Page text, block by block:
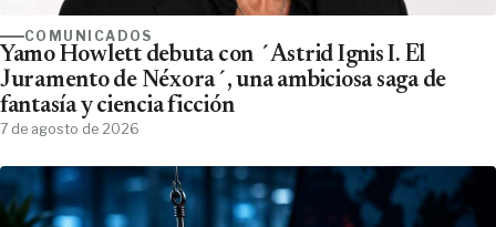
COMUNICADOS
Yamo Howlett debuta con ´Astrid Ignis I. El
Juramento de Néxora´, una ambiciosa saga de
fantasía y ciencia ficción
7 de agosto de 2026